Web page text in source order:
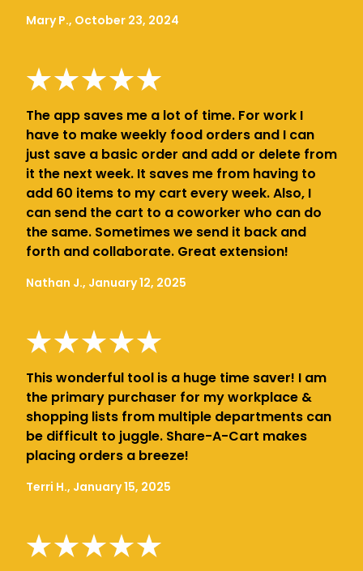
Mary P., October 23, 2024
The app saves me a lot of time. For work I
have to make weekly food orders and I can
just save a basic order and add or delete from
it the next week. It saves me from having to
add 60 items to my cart every week. Also, I
can send the cart to a coworker who can do
the same. Sometimes we send it back and
forth and collaborate. Great extension!
Nathan J., January 12, 2025
This wonderful tool is a huge time saver! I am
the primary purchaser for my workplace &
shopping lists from multiple departments can
be difficult to juggle. Share-A-Cart makes
placing orders a breeze!
Terri H., January 15, 2025